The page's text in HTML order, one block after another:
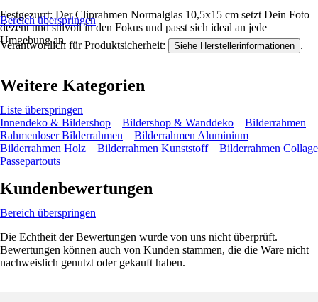
Festgezurrt: Der Cliprahmen Normalglas 10,5x15 cm setzt Dein Foto
dezent und stilvoll in den Fokus und passt sich ideal an jede
Umgebung an.
Bereich überspringen
Verantwortlich für Produktsicherheit: Siehe Herstellerinformationen .
Weitere Kategorien
Liste überspringen
Innendeko & Bildershop
Bildershop & Wanddeko
Bilderrahmen
Rahmenloser Bilderrahmen
Bilderrahmen Aluminium
Bilderrahmen Holz
Bilderrahmen Kunststoff
Bilderrahmen Collage
Passepartouts
Kundenbewertungen
Bereich überspringen
Die Echtheit der Bewertungen wurde von uns nicht überprüft.
Bewertungen können auch von Kunden stammen, die die Ware nicht
nachweislich genutzt oder gekauft haben.